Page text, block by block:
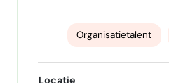
Organisatietalent
Locatie